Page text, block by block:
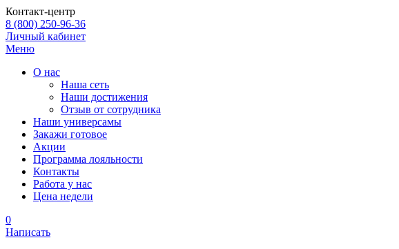
Контакт-центр
8 (800) 250-96-36
Личный кабинет
Меню
О нас
Наша сеть
Наши достижения
Отзыв от сотрудника
Наши универсамы
Закажи готовое
Акции
Программа лояльности
Контакты
Работа у нас
Цена недели
0
Написать